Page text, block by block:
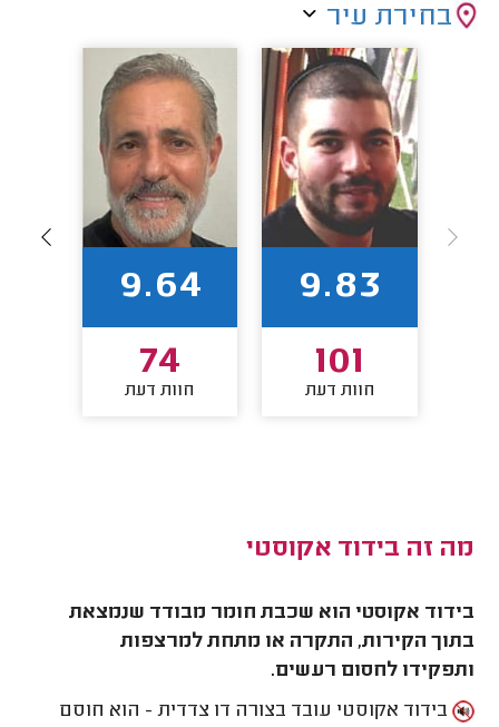
בחירת עיר
9.83
101
חוות דעת
9.64
74
חוות דעת
מה זה בידוד אקוסטי
בידוד אקוסטי הוא שכבת חומר מבודד שנמצאת
בתוך הקירות, התקרה או מתחת למרצפות
ותפקידו לחסום רעשים.
בידוד אקוסטי עובד בצורה דו צדדית - הוא חוסם